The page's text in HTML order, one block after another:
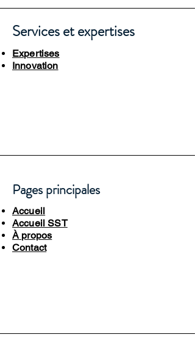
Services et expertises
Expertises
Innovation
Pages principales
Accueil
Accueil SST
À propos
Contact